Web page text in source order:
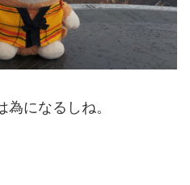
為になるしね。